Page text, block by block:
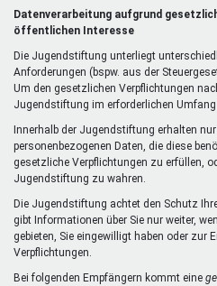
Datenverarbeitung aufgrund
öffentlichen Interesse
Die Jugendstiftung unterliegt
Anforderungen (bspw. aus der
Um den gesetzlichen Verpflichtungen
Jugendstiftung im erforderlichen Umfang
Innerhalb der Jugendstiftung erhalten
personenbezogenen Daten, die diese
gesetzliche Verpflichtungen zu erfüllen,
Jugendstiftung zu wahren.
Die Jugendstiftung achtet den Schutz
gibt Informationen über Sie nur weiter,
gebieten, Sie eingewilligt haben oder zur
Verpflichtungen.
Bei folgenden Empfängern kommt eine